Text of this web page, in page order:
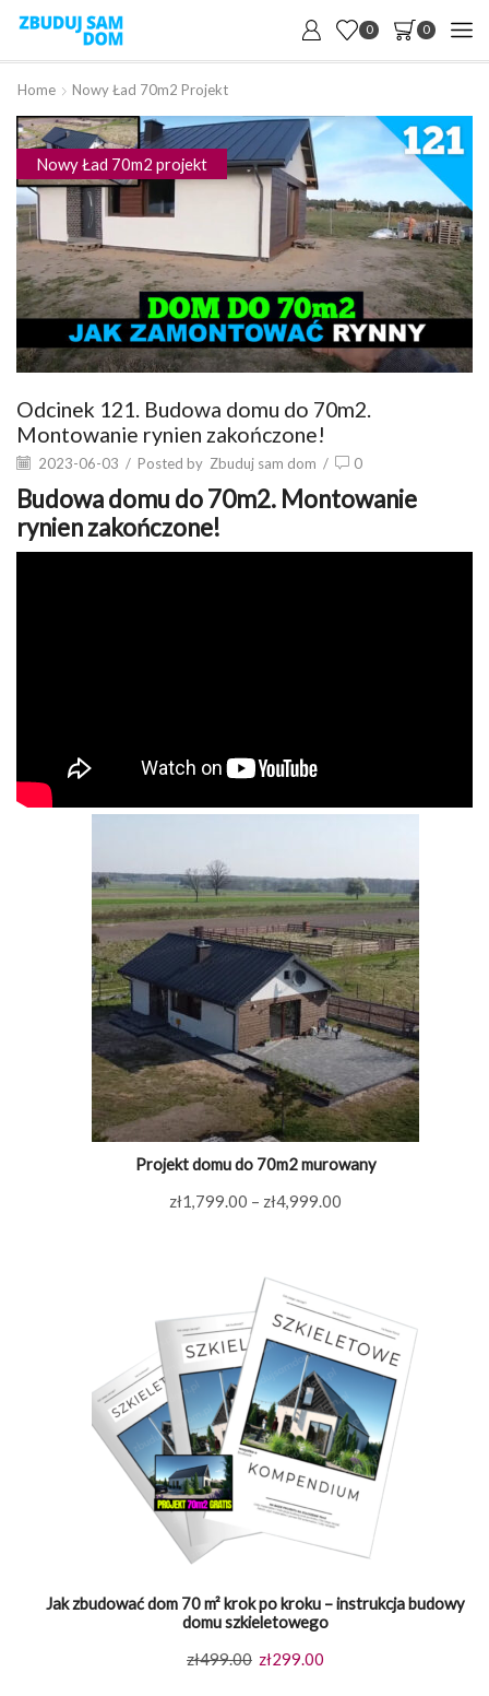
0 0
Home Nowy Ład 70m2 Projekt
Nowy Ład 70m2 projekt
Odcinek 121. Budowa domu do 70m2.
Montowanie rynien zakończone!
2023-06-03 / Posted by Zbuduj sam dom / 0
Budowa domu do 70m2. Montowanie
rynien zakończone!
Projekt domu do 70m2 murowany
zł1,799.00 – zł4,999.00
do
zł4,999.00
Jak zbudować dom 70 m² krok po kroku – instrukcja budowy
domu szkieletowego
zł499.00 Pierwotna
zł299.00